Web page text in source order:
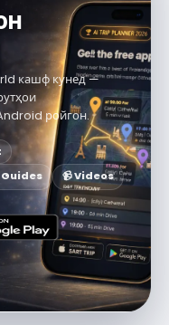
кашф кунед —
ройгон.
Guides 📹 Videos